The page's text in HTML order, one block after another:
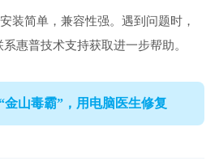
装简单，兼容性强。遇到问题时，
惠普技术支持获取进一步帮助。
金山毒霸”，用电脑医生修复